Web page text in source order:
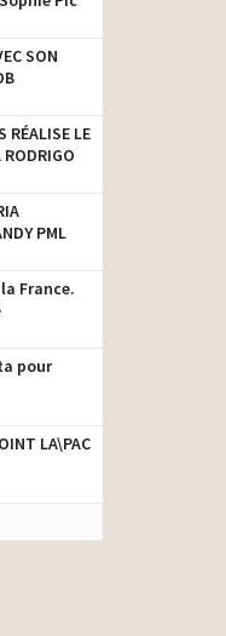
SON
RÉALISE LE
RODRIGO
PML
France.
pour
LA\PAC